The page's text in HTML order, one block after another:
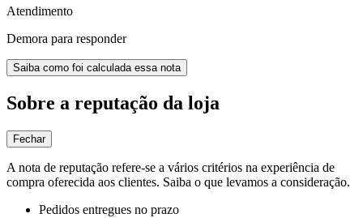
Atendimento
Demora para responder
Saiba como foi calculada essa nota
Sobre a reputação da loja
Fechar
A nota de reputação refere-se a vários critérios na experiência de
compra oferecida aos clientes. Saiba o que levamos a consideração.
Pedidos entregues no prazo